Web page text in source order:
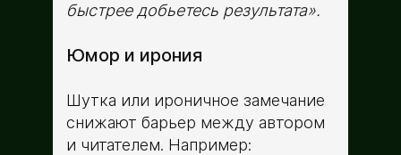
быстрее добьетесь результата».
Юмор и ирония
Шутка или ироничное замечание
снижают барьер между автором
и читателем. Например: